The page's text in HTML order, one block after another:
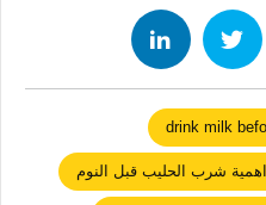
drink milk
اهمية شرب الحليب قبل النوم